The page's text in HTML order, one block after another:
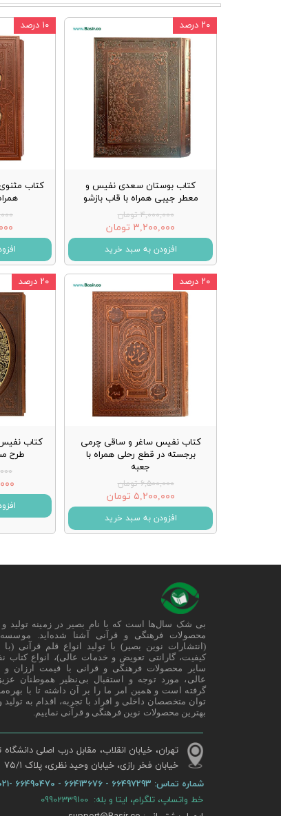
کتاب بوستان سعدی نفیس و
معطر جیبی همراه با قاب بازشو
۴,۰۰۰,۰۰۰ تومان
۳,۲۰۰,۰۰۰ تومان
افزودن به سبد خرید
۲۰ درصد
کتاب
۱۰ درصد
کتاب نفیس ساغر و ساقی چرمی
برجسته در قطع رحلی همراه با
جعبه
۶,۵۰۰,۰۰۰ تومان
۵,۲۰۰,۰۰۰ تومان
افزودن به سبد خرید
۲۰ درصد
کتاب
طرح
۲۰ درصد
تهران، خیابان انقلاب، مقابل درب اصلی دانشگاه
خیابان فخر رازی، خیابان وحید نظری، پلاک ۷۵/۱​​​​​​​
شماره تماس:
بی شک سال‌ها است که با نام بصیر در زمینه تولید
محصولات فرهنگی و قرآنی آشنا شده‌اید. موسسه
(انتشارات نوین بصیر) با تولید انواع قلم قرآنی (با
کیفیت، گارانتی تعویض و خدمات عالی)، انواع کتاب
سایر محصولات فرهنگی و قرانی با قیمت ارزان و
عالی، مورد توجه و استقبال بی‌نظیر هموطنان
گرفته است و همین امر ما را بر آن داشته تا با
توان متخصصان داخلی و افراد با تجربه، اقدام به تولید
بهترین محصولات نوین فرهنگی و قرآنی نماییم.
خط واتساپ، تلگرام، ایتا و بله: 09902339100